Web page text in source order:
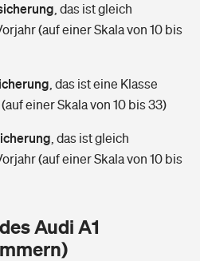
finden
ist Ihr Haus?
finden
bekomme ich im Alter?
das ist gleich
(auf einer Skala von 10 bis
das ist eine Klasse
einer Skala von 10 bis 33)
das ist gleich
(auf einer Skala von 10 bis
Audi A1